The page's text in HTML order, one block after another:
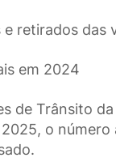
retirados das
em 2024
de Trânsito
o